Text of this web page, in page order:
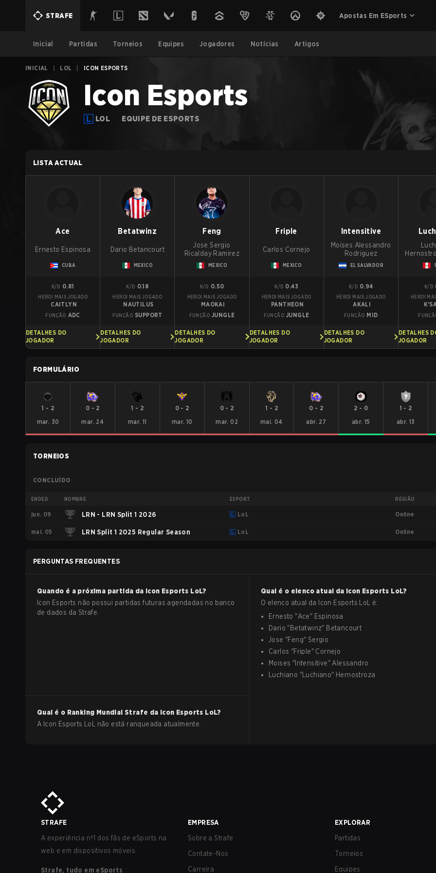
STRAFE Apostas Em ESports
Inicial Partidas Torneios Equipes Jogadores Notícias Artigos
INICIAL LOL ICON ESPORTS
Icon Esports
LOL EQUIPE DE ESPORTS
LISTA ACTUAL
Ace
Ernesto Espinosa
CUBA
K/D 0.81
HEROI MAIS JOGADO
CAITLYN
FUNÇÃO ADC
DETALHES DO
JOGADOR
Betatwinz
Dario Betancourt
MEXICO
K/D 0.18
HEROI MAIS JOGADO
NAUTILUS
FUNÇÃO SUPPORT
DETALHES DO
JOGADOR
Feng
Jose Sergio
Ricalday Ramirez
MEXICO
K/D 0.50
HEROI MAIS JOGADO
MAOKAI
FUNÇÃO JUNGLE
DETALHES DO
JOGADOR
Friple
Carlos Cornejo
MEXICO
K/D 0.43
HEROI MAIS JOGADO
PANTHEON
FUNÇÃO JUNGLE
DETALHES DO
JOGADOR
Intensitive
Moises Alessandro
Rodriguez
EL SALVADOR
K/D 0.94
HEROI MAIS JOGADO
AKALI
FUNÇÃO MID
DETALHES DO
JOGADOR
K/D
HEROI
DETALHES
JOGADOR
FORMULÁRIO
1 - 2
mar. 30
0 - 2
mar. 24
1 - 2
mar. 11
0 - 2
mar. 10
0- 2
mar. 02
1 - 2
mai. 04
0 - 2
abr. 27
2 - 0
abr. 15
1 - 2
abr. 13
TORNEIOS
CONCLUÍDO
ENDED NOMBRE ESPORT REGIÃO
jun. 09 LRN - LRN Split 1 2026 LoL Online
mai. 05 LRN Split 1 2025 Regular Season LoL Online
PERGUNTAS FREQUENTES
Quando é a próxima partida da Icon Esports LoL?
Icon Esports não possui partidas futuras agendadas no banco
de dados da Strafe.
Qual é o elenco atual da Icon Esports LoL?
O elenco atual da
Icon Esports LoL
é:
Ernesto "Ace" Espinosa
Dario "Betatwinz" Betancourt
Jose "Feng" Sergio
Carlos "Friple" Cornejo
Moises " Intensitive" Alessandro
Luchiano " Luchiano" Hernostroza
Qual é o Ranking Mundial Strafe da Icon Esports LoL?
A Icon Esports LoL não está ranqueada atualmente.
STRAFE
A experiência nº1 dos fãs de eSports na
web e em dispositivos móveis.
Strafe, tudo em eSports
EMPRESA
Sobre a Strafe
Contate-Nos
Carreira
EXPLORAR
Partidas
Torneios
Equipes